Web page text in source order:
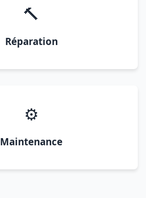
🔨
Réparation
⚙️
Maintenance